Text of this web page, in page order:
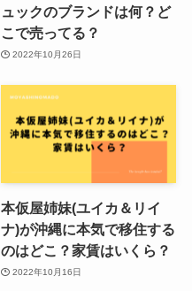
ュックのブランドは何？ど
こで売ってる？
2022年10月26日
本仮屋姉妹(ユイカ＆リイ
ナ)が沖縄に本気で移住する
のはどこ？家賃はいくら？
2022年10月16日